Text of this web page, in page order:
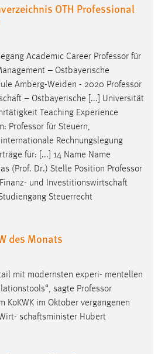
OTH Professional
Academic Career Professor für
– Ostbayerische
Amberg-Weiden - 2020 Professor
– Ostbayerische [...] Universität
Teaching Experience
Professor für Steuern,
Rechnungslegung
für: [...] 14 Name Name
(Prof. Dr.) Stelle Position Professor
und Investitionswirtschaft
Steuerrecht
des Monats
mit modernsten experi- mentellen
sagte Professor
KoKWK im Oktober vergangenen
schaftsminister Hubert
die Chatfunktion nutzen zu können.
mibew-chat-frame-style-
= Sitzungslaufzeit, mibew_locale = 3
= 1 Jahr
be_lastLoginProvider
notwendig um sich an der Website